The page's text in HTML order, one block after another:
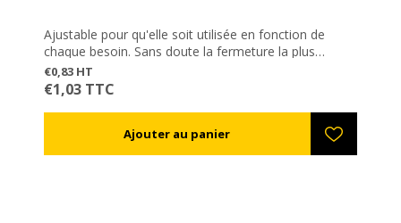
Ajustable pour qu'elle soit utilisée en fonction de
chaque besoin. Sans doute la fermeture la plus
utilisée en Grèce. Galvanisée et résistante à la rouille.
€0,83 HT
€1,03 TTC